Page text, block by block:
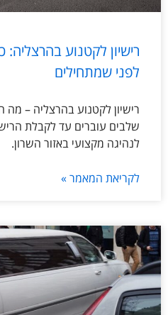
רישיון לקטנוע
לפני שמתחילים
שלבים עוברים עד לקבלת
לנהיגה מקצועי באזור השרון.
לקריאת המאמר »